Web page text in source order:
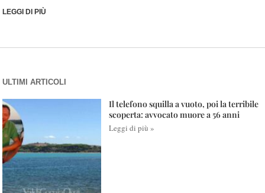
LEGGI DI PIÙ
ULTIMI ARTICOLI
Il telefono squilla a vuoto, poi la terribile
scoperta: avvocato muore a 56 anni
Leggi di più »